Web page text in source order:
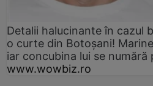
Detalii halucinante în cazul
o curte din Botoșani!
iar concubina lui se numără
www.wowbiz.ro